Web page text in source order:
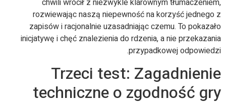
chwili wrócił z niezwykle klarownym tłumaczeniem,
rozwiewając naszą niepewność na korzyść jednego z
zapisów i racjonalnie uzasadniając czemu. To pokazało
inicjatywę i chęć znalezienia do rdzenia, a nie przekazania
przypadkowej odpowiedzi.
Trzeci test: Zagadnienie
techniczne o zgodność gry